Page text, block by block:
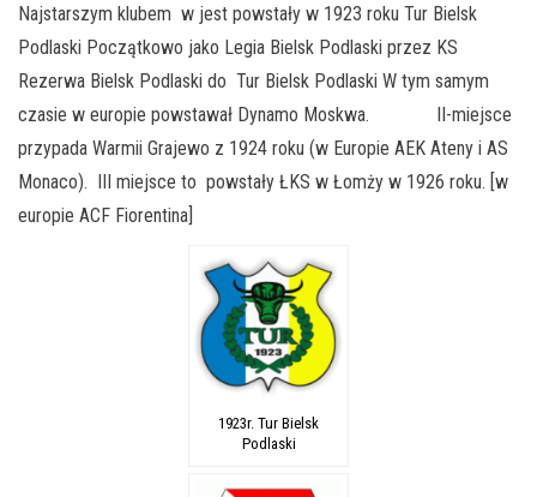
Najstarszym klubem w jest powstały w 1923 roku Tur Bielsk
Podlaski Początkowo jako Legia Bielsk Podlaski przez KS
Rezerwa Bielsk Podlaski do Tur Bielsk Podlaski W tym samym
czasie w europie powstawał Dynamo Moskwa. II-miejsce
przypada Warmii Grajewo z 1924 roku (w Europie AEK Ateny i AS
Monaco). III miejsce to powstały ŁKS w Łomży w 1926 roku. [w
europie ACF Fiorentina]
1923r. Tur Bielsk
Podlaski